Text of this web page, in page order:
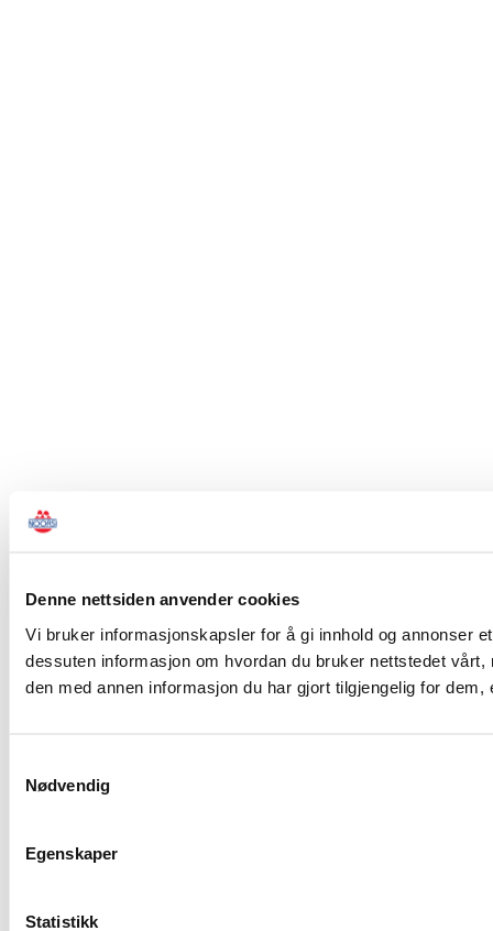
Denne nettsiden anvender cookies
Vi bruker informasjonskapsler for å gi innhold og annonser
dessuten informasjon om hvordan du bruker nettstedet
den med annen informasjon du har gjort tilgjengelig for
Nødvendig
Egenskaper
Statistikk